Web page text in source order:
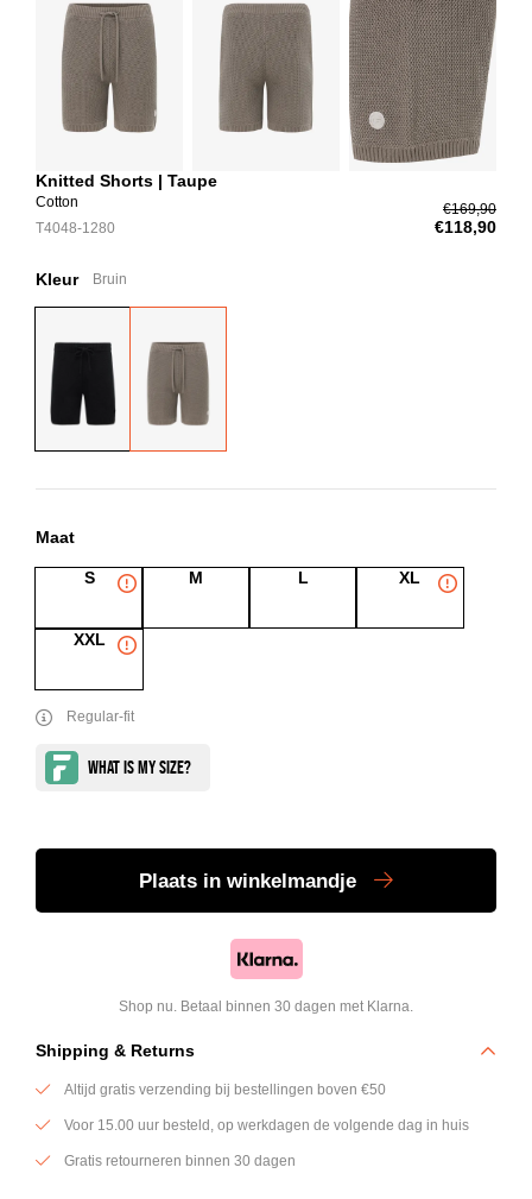
Knitted Shorts | Taupe
Cotton
T4048-1280
€169,90
€118,90
Kleur Bruin
Maat
S M L XL
XXL
Regular-fit
Plaats in winkelmandje
Shop nu. Betaal binnen 30 dagen met Klarna.
Shipping & Returns
Altijd gratis verzending bij bestellingen boven €50
Voor 15.00 uur besteld, op werkdagen de volgende dag in huis
Gratis retourneren binnen 30 dagen